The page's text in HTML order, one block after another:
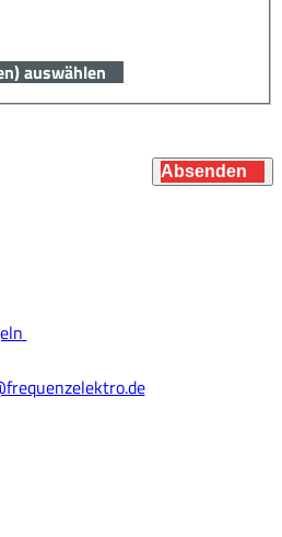
auswählen
Absenden